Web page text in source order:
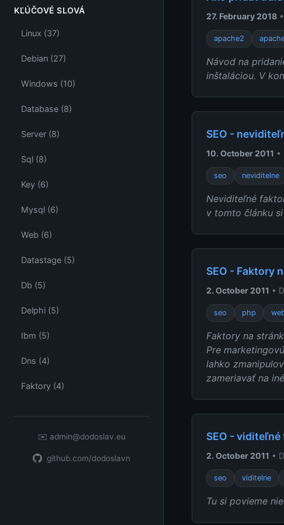
KĽÚČOVÉ SLOVÁ
Linux (37)
Debian (27)
Windows (10)
Database (8)
Server (8)
Sql (8)
Key (6)
Mysql (6)
Web (6)
Datastage (5)
Db (5)
Delphi (5)
Ibm (5)
Dns (4)
Faktory (4)
✉️ admin@dodoslav.eu
github.com/dodoslavn
27. February 2018
apache2
Návod na
inštaláciou. V
SEO -
10. October 2011 •
seo neviditelne
Neviditeľné
v tomto článku
SEO - Faktory
2. October 2011 •
seo php
Faktory na
Pre
lahko
zameriavať na
SEO -
2. October 2011 •
seo viditelne
Tu si povieme